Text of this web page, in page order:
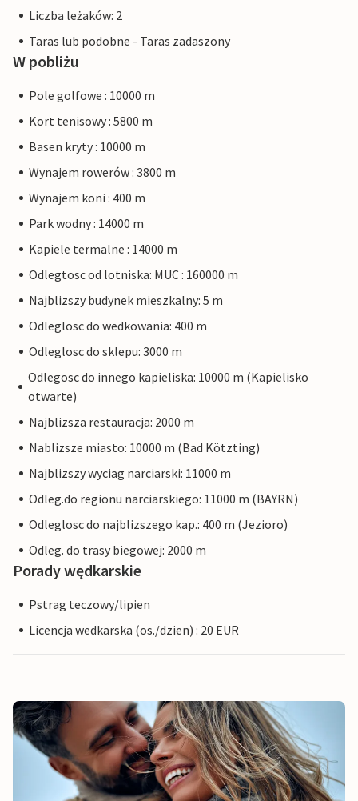
Liczba leżaków: 2
Taras lub podobne - Taras zadaszony
W pobliżu
Pole golfowe : 10000 m
Kort tenisowy : 5800 m
Basen kryty : 10000 m
Wynajem rowerów : 3800 m
Wynajem koni : 400 m
Park wodny : 14000 m
Kapiele termalne : 14000 m
Odlegtosc od lotniska: MUC : 160000 m
Najblizszy budynek mieszkalny: 5 m
Odleglosc do wedkowania: 400 m
Odleglosc do sklepu: 3000 m
Odlegosc do innego kapieliska: 10000 m (Kapielisko
otwarte)
Najblizsza restauracja: 2000 m
Nablizsze miasto: 10000 m (Bad Kötzting)
Najblizszy wyciag narciarski: 11000 m
Odleg.do regionu narciarskiego: 11000 m (BAYRN)
Odleglosc do najblizszego kap.: 400 m (Jezioro)
Odleg. do trasy biegowej: 2000 m
Porady wędkarskie
Pstrag teczowy/lipien
Licencja wedkarska (os./dzien) : 20 EUR